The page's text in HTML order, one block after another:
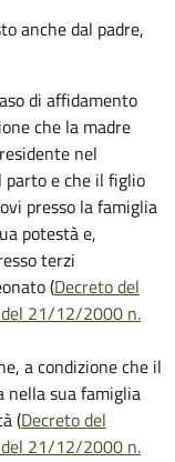
anche dal padre,
di affidamento
che la madre
nel
e che il figlio
presso la famiglia
potestà e,
terzi
(Decreto del
21/12/2000 n.
a condizione che il
nella sua famiglia
(Decreto del
21/12/2000 n.